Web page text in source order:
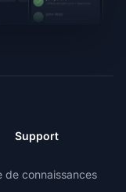
Support
de connaissances